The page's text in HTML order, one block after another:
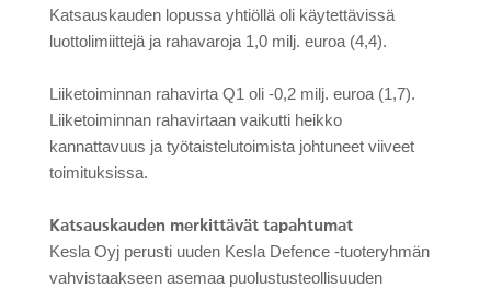
Katsauskauden lopussa yhtiöllä oli käytettävissä
luottolimiittejä ja rahavaroja 1,0 milj. euroa (4,4).
Liiketoiminnan rahavirta Q1 oli -0,2 milj. euroa (1,7).
Liiketoiminnan rahavirtaan vaikutti heikko
kannattavuus ja työtaistelutoimista johtuneet viiveet
toimituksissa.
Katsauskauden merkittävät tapahtumat
Kesla Oyj perusti uuden Kesla Defence -tuoteryhmän
vahvistaakseen asemaa puolustusteollisuuden